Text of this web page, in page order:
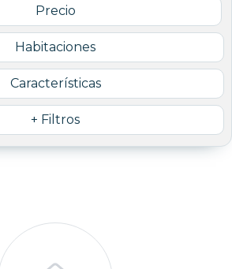
Precio
Habitaciones
Características
+ Filtros